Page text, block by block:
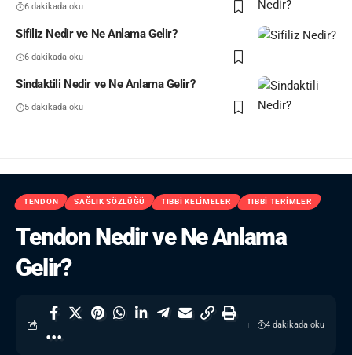
6 dakikada oku
Sifiliz Nedir ve Ne Anlama Gelir?
6 dakikada oku
Sindaktili Nedir ve Ne Anlama Gelir?
5 dakikada oku
TENDON SAĞLIK SÖZLÜĞÜ TIBBI KELIMELER TIBBI TERIMLER
Tendon Nedir ve Ne Anlama
Gelir?
4 dakikada oku